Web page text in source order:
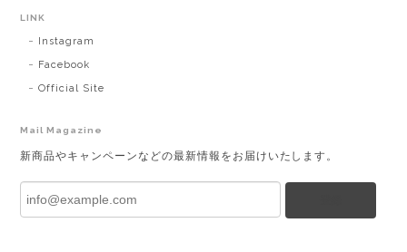
LINK
Instagram
Facebook
Official Site
Mail Magazine
新商品やキャンペーンなどの最新情報をお届けいたします。